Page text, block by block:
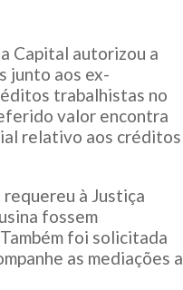
Capital autorizou a
junto aos ex-
trabalhistas no
valor encontra
relativo aos créditos
à Justiça
fossem
foi solicitada
as mediações a